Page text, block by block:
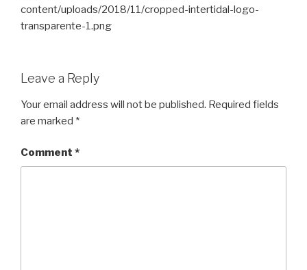
content/uploads/2018/11/cropped-intertidal-logo-
transparente-1.png
Leave a Reply
Your email address will not be published. Required fields
are marked *
Comment *